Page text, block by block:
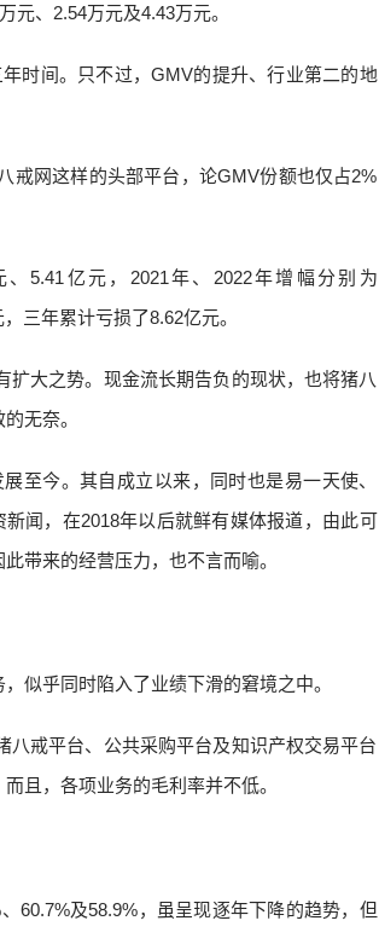
元、2.54万元及4.43万元。
时间。只不过，GMV的提升、行业第二的地
戒网这样的头部平台，论GMV份额也仅占2%
5.41亿元，2021年、2022年增幅分别为
三年累计亏损了8.62亿元。
大之势。现金流长期告负的现状，也将猪八
无奈。
至今。其自成立以来，同时也是易一天使、
闻，在2018年以后就鲜有媒体报道，由此可
带来的经营压力，也不言而喻。
似乎同时陷入了业绩下滑的窘境之中。
戒平台、公共采购平台及知识产权交易平台
且，各项业务的毛利率并不低。
60.7%及58.9%，虽呈现逐年下降的趋势，但